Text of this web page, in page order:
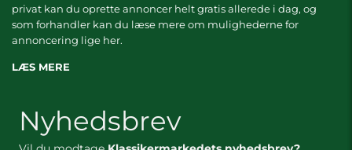
privat kan du oprette annoncer helt gratis allerede i dag, og
som forhandler kan du læse mere om mulighederne for
annoncering lige her.
LÆS MERE
Nyhedsbrev